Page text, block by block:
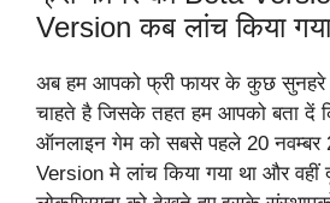
Version कब लांच किया
अब हम आपको फ्री फायर के कुछ सुनहरे
चाहते है जिसके तहत हम आपको बता दें
ऑनलाइन गेम को सबसे पहले 20 नवम्बर
Version मे लांच किया गया था और वहीं